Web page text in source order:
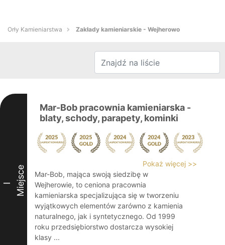
Orły Kamieniarstwa Zakłady kamieniarskie - Wejherowo
I Miejsce
Mar-Bob pracownia kamieniarska -
blaty, schody, parapety, kominki
Pokaż więcej >>
Mar-Bob, mająca swoją siedzibę w
Wejherowie, to ceniona pracownia
kamieniarska specjalizująca się w tworzeniu
wyjątkowych elementów zarówno z kamienia
naturalnego, jak i syntetycznego. Od 1999
roku przedsiębiorstwo dostarcza wysokiej
klasy ...